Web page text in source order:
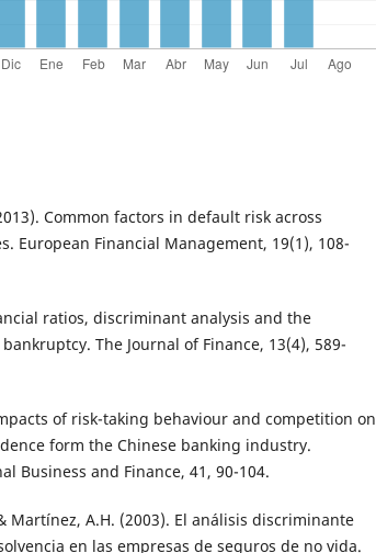
Common factors in default risk across
European Financial Management, 19(1), 108-
ratios, discriminant analysis and the
The Journal of Finance, 13(4), 589-
of risk-taking behaviour and competition on
form the Chinese banking industry.
Business and Finance, 41, 90-104.
Martínez, A.H. (2003). El análisis discriminante
en las empresas de seguros de no vida.